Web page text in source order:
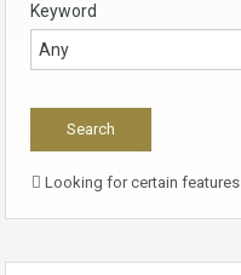
Keyword
Looking for certain features